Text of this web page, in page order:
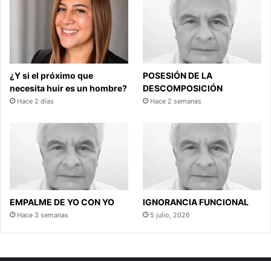
¿Y si el próximo que
necesita huir es un hombre?
Hace 2 días
POSESIÓN DE LA
DESCOMPOSICIÓN
Hace 2 semanas
EMPALME DE YO CON YO
Hace 3 semanas
IGNORANCIA FUNCIONAL
5 julio, 2026